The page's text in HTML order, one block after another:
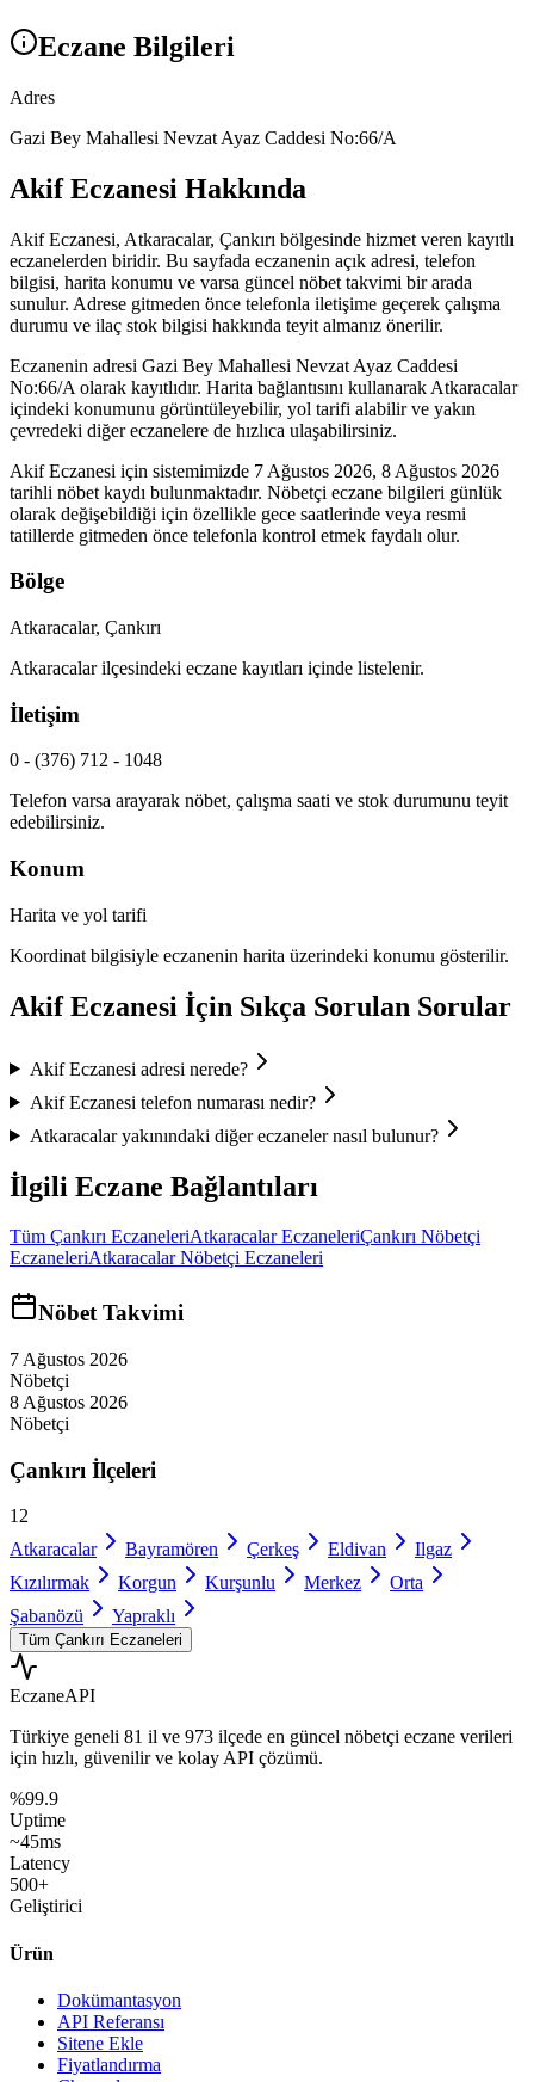
Eczane Bilgileri
Adres
Gazi Bey Mahallesi Nevzat Ayaz Caddesi No:66/A
Akif Eczanesi Hakkında
Akif Eczanesi, Atkaracalar, Çankırı bölgesinde hizmet veren kayıtlı
eczanelerden biridir. Bu sayfada eczanenin açık adresi, telefon
bilgisi, harita konumu ve varsa güncel nöbet takvimi bir arada
sunulur. Adrese gitmeden önce telefonla iletişime geçerek çalışma
durumu ve ilaç stok bilgisi hakkında teyit almanız önerilir.
Eczanenin adresi Gazi Bey Mahallesi Nevzat Ayaz Caddesi
No:66/A olarak kayıtlıdır. Harita bağlantısını kullanarak Atkaracalar
içindeki konumunu görüntüleyebilir, yol tarifi alabilir ve yakın
çevredeki diğer eczanelere de hızlıca ulaşabilirsiniz.
Akif Eczanesi için sistemimizde 7 Ağustos 2026, 8 Ağustos 2026
tarihli nöbet kaydı bulunmaktadır. Nöbetçi eczane bilgileri günlük
olarak değişebildiği için özellikle gece saatlerinde veya resmi
tatillerde gitmeden önce telefonla kontrol etmek faydalı olur.
Bölge
Atkaracalar, Çankırı
Atkaracalarilçesindeki eczane kayıtları içinde listelenir.
İletişim
0 - (376) 712 - 1048
Telefon varsa arayarak nöbet, çalışma saati ve stok durumunu teyit
edebilirsiniz.
Konum
Harita ve yol tarifi
Koordinat bilgisiyle eczanenin harita üzerindeki konumu gösterilir.
Akif Eczanesi İçin Sıkça Sorulan Sorular
Akif Eczanesi adresi nerede?
Akif Eczanesi telefon numarası nedir?
Atkaracalaryakınındaki diğer eczaneler nasıl bulunur?
İlgili Eczane Bağlantıları
Tüm Çankırı EczaneleriAtkaracalarEczaneleriÇankırı Nöbetçi
EczaneleriAtkaracalarNöbetçi Eczaneleri
Nöbet Takvimi
7 Ağustos 2026
Nöbetçi
8 Ağustos 2026
Nöbetçi
Çankırı İlçeleri
12
Atkaracalar
Bayramören Çerkeş Eldivan
Ilgaz
Kızılırmak
Korgun Kurşunlu Merkez
Orta
Şabanözü
Yapraklı
Tüm Çankırı Eczaneleri
EczaneAPI
Türkiye geneli 81 il ve 973 ilçede en güncel nöbetçi eczane verileri
için hızlı, güvenilir ve kolay API çözümü.
%99.9
Uptime
~45ms
Latency
500+
Geliştirici
Ürün
Dokümantasyon
API Referansı
Sitene Ekle
Fiyatlandırma